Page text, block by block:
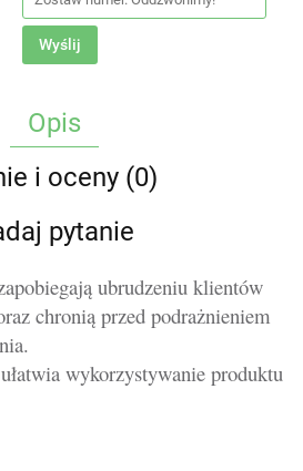
Wyślij
Opis
i oceny (0)
pytanie
ubrudzeniu klientów
chronią przed podrażnieniem
wykorzystywanie produktu